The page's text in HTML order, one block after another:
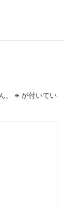
。 ※ が付いてい